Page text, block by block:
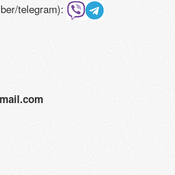
telegram):